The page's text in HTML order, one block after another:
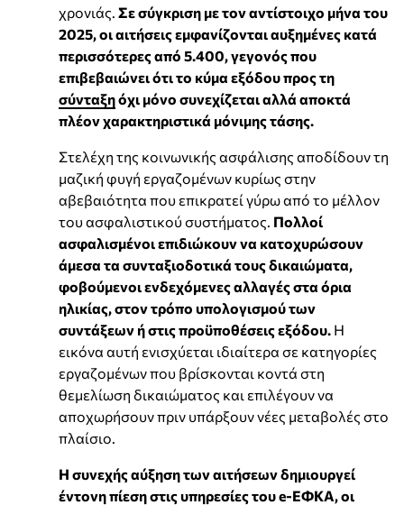
χρονιάς. Σε σύγκριση με τον αντίστοιχο μήνα του
2025, οι αιτήσεις εμφανίζονται αυξημένες κατά
περισσότερες από 5.400, γεγονός που
επιβεβαιώνει ότι το κύμα εξόδου προς τη
σύνταξηόχι μόνο συνεχίζεται αλλά αποκτά
πλέον χαρακτηριστικά μόνιμης τάσης.
Στελέχη της κοινωνικής ασφάλισης αποδίδουν τη
μαζική φυγή εργαζομένων κυρίως στην
αβεβαιότητα που επικρατεί γύρω από το μέλλον
του ασφαλιστικού συστήματος. Πολλοί
ασφαλισμένοι επιδιώκουν να κατοχυρώσουν
άμεσα τα συνταξιοδοτικά τους δικαιώματα,
φοβούμενοι ενδεχόμενες αλλαγές στα όρια
ηλικίας, στον τρόπο υπολογισμού των
συντάξεων ή στις προϋποθέσεις εξόδου. Η
εικόνα αυτή ενισχύεται ιδιαίτερα σε κατηγορίες
εργαζομένων που βρίσκονται κοντά στη
θεμελίωση δικαιώματος και επιλέγουν να
αποχωρήσουν πριν υπάρξουν νέες μεταβολές στο
πλαίσιο.
Η συνεχής αύξηση των αιτήσεων δημιουργεί
έντονη πίεση στις υπηρεσίες του e-ΕΦΚΑ, οι